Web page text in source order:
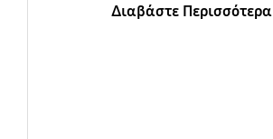
Διαβάστε Περισσότερα